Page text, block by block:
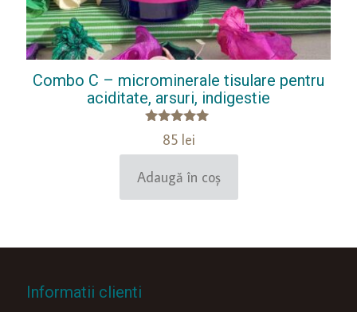
Combo C – microminerale tisulare pentru
aciditate, arsuri, indigestie
Evaluat la
5.00
din 5
85 lei
Adaugă în coș
Informatii clienti